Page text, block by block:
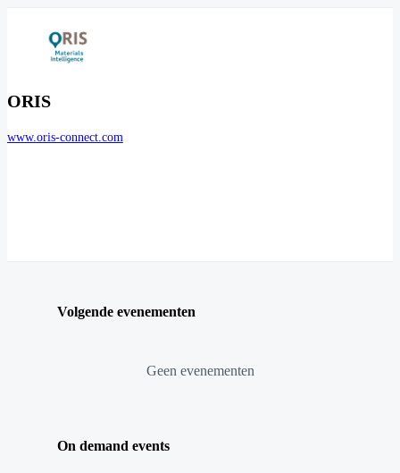
ORIS
www.oris-connect.com
Volgende evenementen
Geen evenementen
On demand events